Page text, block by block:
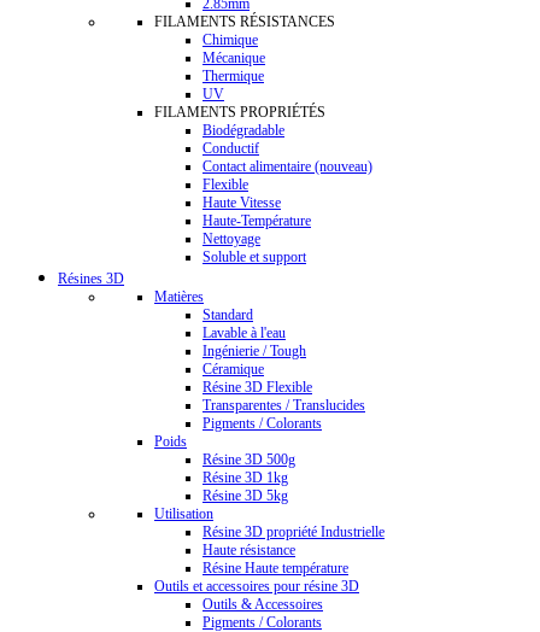
2.85mm
FILAMENTS RÉSISTANCES
Chimique
Mécanique
Thermique
UV
FILAMENTS PROPRIÉTÉS
Biodégradable
Conductif
Contact alimentaire (nouveau)
Flexible
Haute Vitesse
Haute-Température
Nettoyage
Soluble et support
Résines 3D
Matières
Standard
Lavable à l'eau
Ingénierie / Tough
Céramique
Résine 3D Flexible
Transparentes / Translucides
Pigments / Colorants
Poids
Résine 3D 500g
Résine 3D 1kg
Résine 3D 5kg
Utilisation
Résine 3D propriété Industrielle
Haute résistance
Résine Haute température
Outils et accessoires pour résine 3D
Outils & Accessoires
Pigments / Colorants